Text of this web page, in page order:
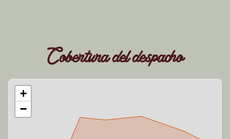
Cobertura del despacho
+
−